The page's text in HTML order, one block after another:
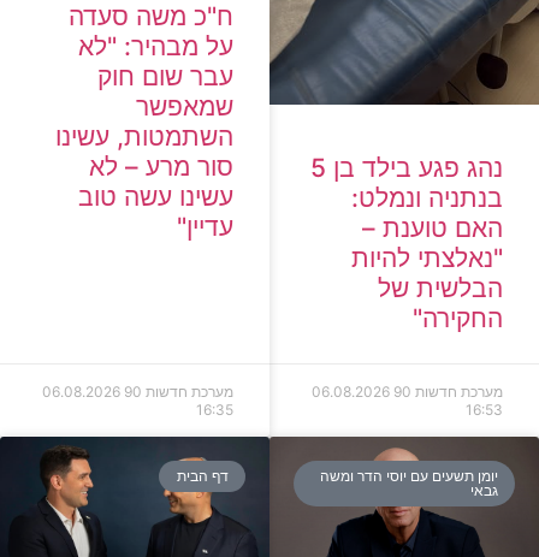
נהג פגע בילד בן 5
בנתניה ונמלט:
האם טוענת –
"נאלצתי להיות
הבלשית של
החקירה"
מערכת חדשות 90
06.08.2026
16:53
ח"כ משה סעדה
על מבהיר: "לא
עבר שום חוק
שמאפשר
השתמטות, עשינו
סור מרע – לא
עשינו עשה טוב
עדיין"
מערכת חדשות 90
06.08.2026
16:35
יומן תשעים עם יוסי הדר ומשה
גבאי
דף הבית